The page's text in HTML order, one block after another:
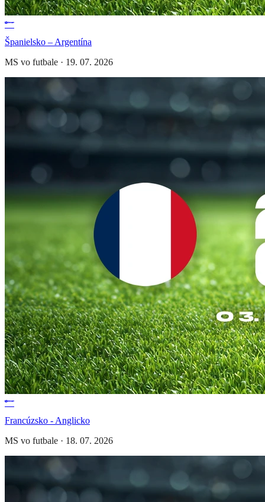
Španielsko – Argentína
MS vo futbale · 19. 07. 2026
Francúzsko - Anglicko
MS vo futbale · 18. 07. 2026